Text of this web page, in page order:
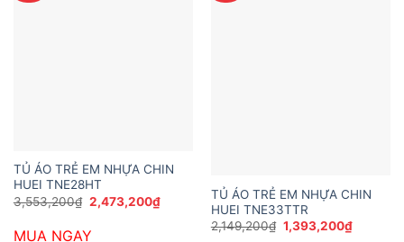
TỦ ÁO TRẺ EM NHỰA CHIN
HUEI TNE28HT
3,553,200₫ Giá
gốc
3,553,200₫.
2,473,200₫Giá
hiện
MUA NGAY
TỦ ÁO TRẺ EM NHỰA CHIN
HUEI TNE33TTR
2,149,200₫ Giá
gốc
1,393,200₫Giá
hiện